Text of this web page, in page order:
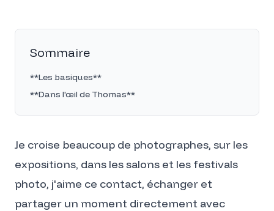
Sommaire
**Les basiques**
**Dans l'œil de Thomas**
Je croise beaucoup de photographes, sur les
expositions, dans les salons et les festivals
photo, j'aime ce contact, échanger et
partager un moment directement avec